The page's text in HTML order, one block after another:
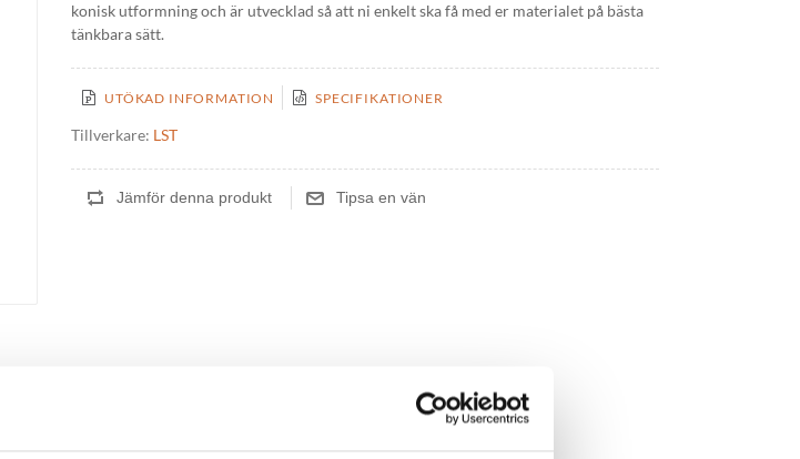
konisk utformning och är utvecklad så att ni enkelt ska få med er materialet på bästa
tänkbara sätt.
UTÖKAD INFORMATION SPECIFIKATIONER
Tillverkare: LST